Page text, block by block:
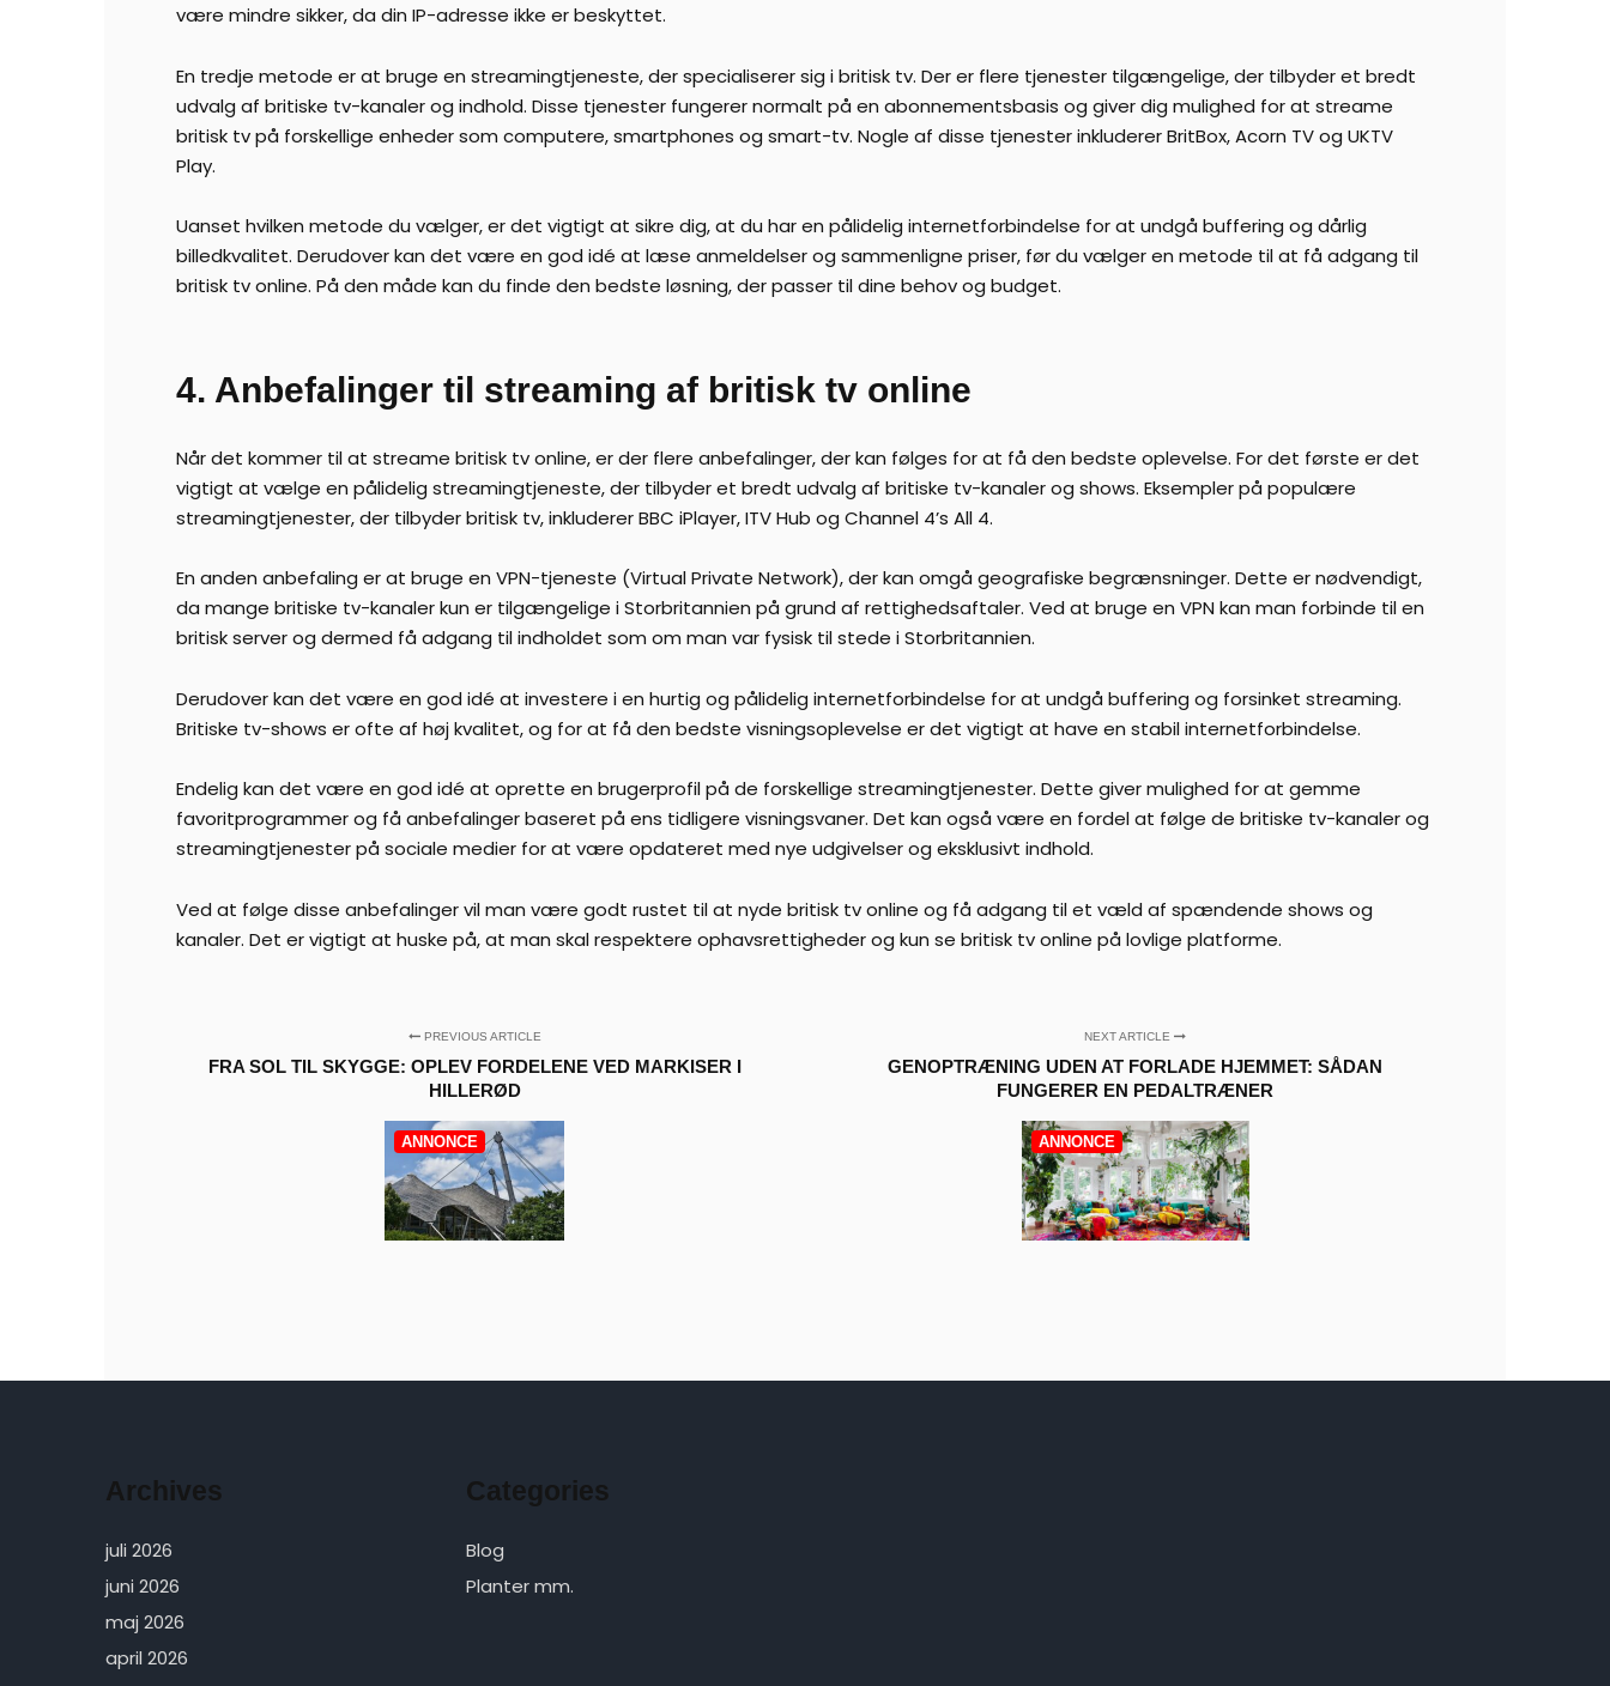
være mindre sikker, da din IP-adresse ikke er beskyttet.
En tredje metode er at bruge en streamingtjeneste, der specialiserer sig i britisk tv. Der er flere tjenester tilgængelige, der tilbyder et bredt
udvalg af britiske tv-kanaler og indhold. Disse tjenester fungerer normalt på en abonnementsbasis og giver dig mulighed for at streame
britisk tv på forskellige enheder som computere, smartphones og smart-tv. Nogle af disse tjenester inkluderer BritBox, Acorn TV og UKTV
Play.
Uanset hvilken metode du vælger, er det vigtigt at sikre dig, at du har en pålidelig internetforbindelse for at undgå buffering og dårlig
billedkvalitet. Derudover kan det være en god idé at læse anmeldelser og sammenligne priser, før du vælger en metode til at få adgang til
britisk tv online. På den måde kan du finde den bedste løsning, der passer til dine behov og budget.
4. Anbefalinger til streaming af britisk tv online
Når det kommer til at streame britisk tv online, er der flere anbefalinger, der kan følges for at få den bedste oplevelse. For det første er det
vigtigt at vælge en pålidelig streamingtjeneste, der tilbyder et bredt udvalg af britiske tv-kanaler og shows. Eksempler på populære
streamingtjenester, der tilbyder britisk tv, inkluderer BBC iPlayer, ITV Hub og Channel 4’s All 4.
En anden anbefaling er at bruge en VPN-tjeneste (Virtual Private Network), der kan omgå geografiske begrænsninger. Dette er nødvendigt,
da mange britiske tv-kanaler kun er tilgængelige i Storbritannien på grund af rettighedsaftaler. Ved at bruge en VPN kan man forbinde til en
britisk server og dermed få adgang til indholdet som om man var fysisk til stede i Storbritannien.
Derudover kan det være en god idé at investere i en hurtig og pålidelig internetforbindelse for at undgå buffering og forsinket streaming.
Britiske tv-shows er ofte af høj kvalitet, og for at få den bedste visningsoplevelse er det vigtigt at have en stabil internetforbindelse.
Endelig kan det være en god idé at oprette en brugerprofil på de forskellige streamingtjenester. Dette giver mulighed for at gemme
favoritprogrammer og få anbefalinger baseret på ens tidligere visningsvaner. Det kan også være en fordel at følge de britiske tv-kanaler og
streamingtjenester på sociale medier for at være opdateret med nye udgivelser og eksklusivt indhold.
Ved at følge disse anbefalinger vil man være godt rustet til at nyde britisk tv online og få adgang til et væld af spændende shows og
kanaler. Det er vigtigt at huske på, at man skal respektere ophavsrettigheder og kun se britisk tv online på lovlige platforme.
PREVIOUS ARTICLE
FRA SOL TIL SKYGGE: OPLEV FORDELENE VED MARKISER I
HILLERØD
ANNONCE
NEXT ARTICLE
GENOPTRÆNING UDEN AT FORLADE HJEMMET: SÅDAN
FUNGERER EN PEDALTRÆNER
ANNONCE
Archives
juli 2026
juni 2026
maj 2026
april 2026
Categories
Blog
Planter mm.